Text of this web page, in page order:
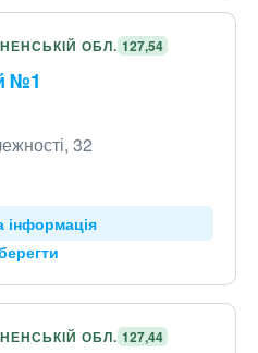
ОБЛ. 127,54
№1
32
інформація
ОБЛ. 127,44